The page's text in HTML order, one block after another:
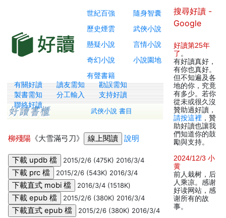
世紀百強
隨身智囊
歷史煙雲
武俠小說
懸疑小說
言情小說
奇幻小說
小說園地
有聲書籍
有關好讀 讀友需知
勘誤需知
製書需知
分工輸入
支持好讀
聯絡好讀
武俠小說 書目
柳殘陽 《大雪滿弓刀》 說明
2015/2/6 (475K) 2016/3/4
2015/2/6 (543K) 2016/3/4
2016/3/4 (1518K)
2015/2/6 (380K) 2016/3/4
2015/2/6 (380K) 2016/3/4
搜尋好讀 -
Google
好讀第25年
了 。
有好讀真好，
有你也真好。
但不知遍及各
地的你，究竟
有多少。若你
從未或很久沒
贊助過好讀，
請按這裡 ，贊
助好讀也讓我
們知道你的鼓
勵與支持。
2024/12/3 小
黄
前人栽树，后
人乘凉。感谢
好读网站，感
谢所有的故
事。